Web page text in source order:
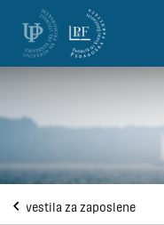
Skoči na vsebino
Obvestila za zaposlene